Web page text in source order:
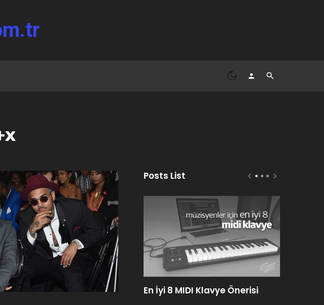
Posts List
Müzik Prodüksiyonu İçin En İyi
En İyi 8 MIDI Klavye Önerisi